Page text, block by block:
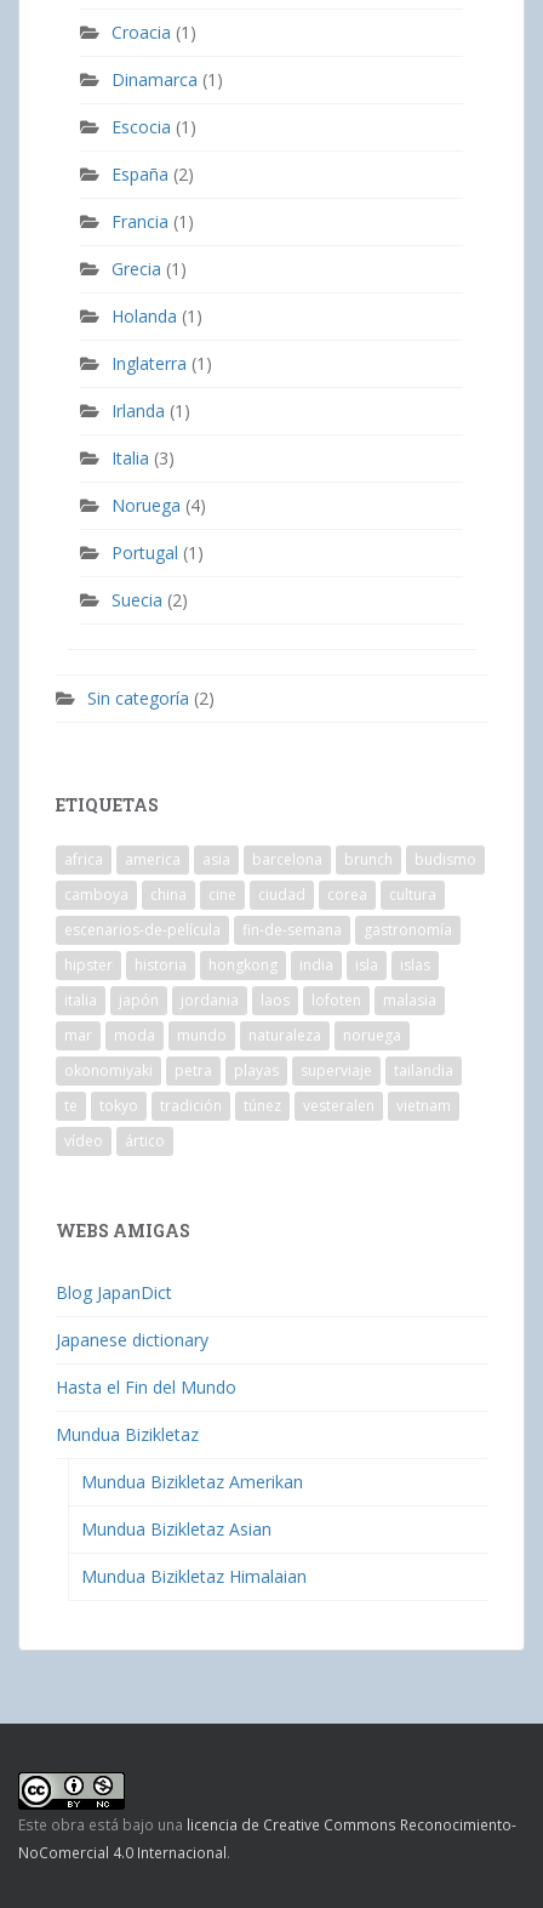
Croacia (1)
Dinamarca (1)
Escocia (1)
España (2)
Francia (1)
Grecia (1)
Holanda (1)
Inglaterra (1)
Irlanda (1)
Italia (3)
Noruega (4)
Portugal (1)
Suecia (2)
Sin categoría (2)
ETIQUETAS
africa america asia barcelona brunch
budismo
camboya
china cine ciudad corea
cultura
escenarios-de-película
fin-de-semana
gastronomía
hipster
historia hongkong india isla
islas
italia
japón jordania laos lofoten
malasia
mar
moda mundo naturaleza
noruega
okonomiyaki
petra playas superviaje
tailandia
te
tokyo tradición túnez vesteralen
vietnam
vídeo
ártico
WEBS AMIGAS
Blog JapanDict
Japanese dictionary
Hasta el Fin del Mundo
Mundua Bizikletaz
Mundua Bizikletaz Amerikan
Mundua Bizikletaz Asian
Mundua Bizikletaz Himalaian
Este obra está bajo una licencia de Creative Commons Reconocimiento-
NoComercial 4.0 Internacional.